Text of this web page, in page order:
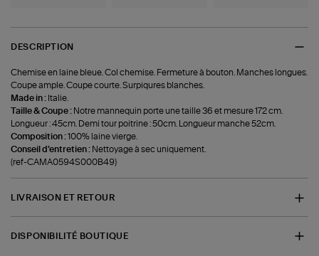
DESCRIPTION
Chemise en laine bleue. Col chemise. Fermeture à bouton. Manches longues.
Coupe ample. Coupe courte. Surpiqures blanches.
Made in : Italie.
Taille & Coupe : Notre mannequin porte une taille 36 et mesure 172 cm.
Longueur : 45cm. Demi tour poitrine : 50cm. Longueur manche 52cm.
Composition :100% laine vierge.
Conseil d'entretien : Nettoyage à sec uniquement.
(ref-CAMA0594S000B49)
LIVRAISON ET RETOUR
DISPONIBILITÉ BOUTIQUE